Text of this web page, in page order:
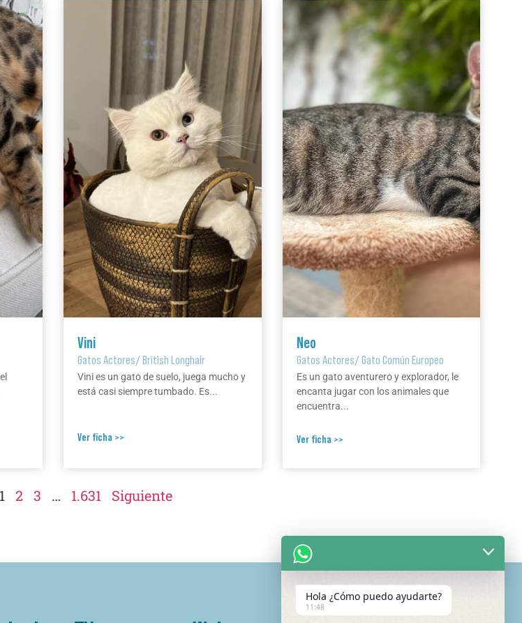
Vini
Gatos Actores/British Longhair
Vini es un gato de suelo, juega mucho y
está casi siempre tumbado. Es...
Ver ficha >>
Neo
Gatos Actores/Gato Común Europeo
Es un gato aventurero y explorador, le
encanta jugar con los animales que
encuentra...
Ver ficha >>
1 2 3 … 1.631 Siguiente
Hola ¿Cómo puedo ayudarte?
11:48